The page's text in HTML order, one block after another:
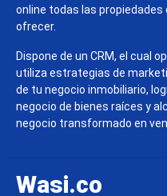
online todas las
ofrecer.
Dispone de un CRM, el cual
utiliza estrategias de
de tu negocio inmobiliario,
negocio de bienes raíces y
negocio transformado en
Wasi.co